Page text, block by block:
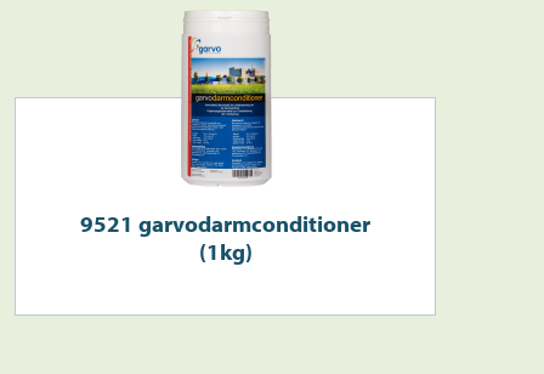
9521 garvodarmconditioner
(1kg)